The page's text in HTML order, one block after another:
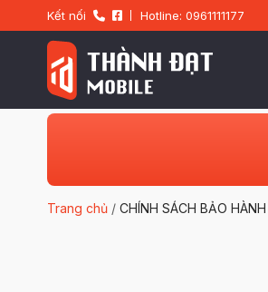
Kết nối Hotline: 0961111177
Trang chủ / CHÍNH SÁCH BẢO HÀNH